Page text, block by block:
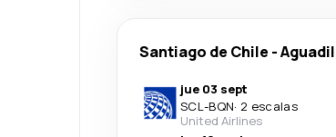
Santiago de Chile -
jue 03 sept
SCL-BQN· 2 escalas
United Airlines